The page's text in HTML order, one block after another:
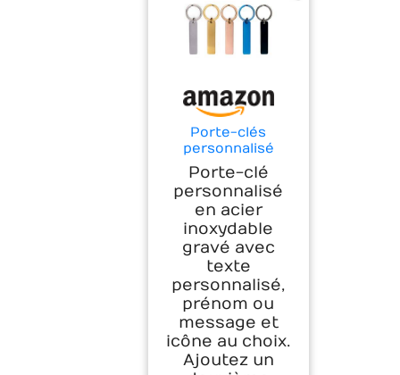
Porte-clés
personnalisé
gravé avec texte
et icônes - Métal
inox
Porte-clé
personnalisé
en acier
inoxydable
gravé avec
texte
personnalisé,
prénom ou
message et
icône au choix.
Ajoutez un